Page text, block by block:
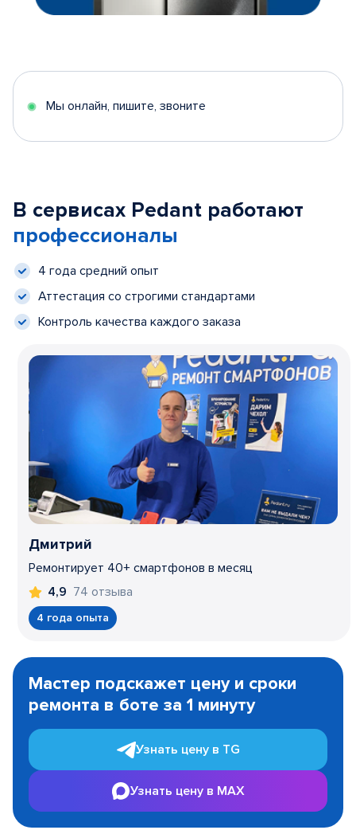
Мы онлайн, пишите, звоните
В сервисах Pedant работают
профессионалы
4 года средний опыт
Аттестация со строгими стандартами
Контроль качества каждого заказа
Дмитрий
Ремонтирует 40+ смартфонов в месяц
4,9 74 отзыва
4 года опыта
1
Мастер подскажет цену и сроки
ремонта в боте за 1 минуту
Узнать цену в TG
Узнать цену в MAX